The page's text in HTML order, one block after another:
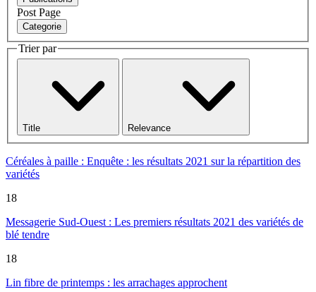
Post Page
Categorie
Trier par
Title Relevance
Céréales à paille : Enquête : les résultats 2021 sur la répartition des
variétés
18
Messagerie Sud-Ouest : Les premiers résultats 2021 des variétés de
blé tendre
18
Lin fibre de printemps : les arrachages approchent